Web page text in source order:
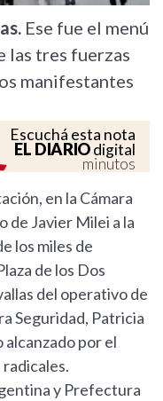
Ese fue el menú
las tres fuerzas
manifestantes
Escuchá esta nota
EL DIARIOdigital
minutos
en la Cámara
de Javier Milei a la
los miles de
de los Dos
del operativo de
Seguridad, Patricia
por el
y Prefectura